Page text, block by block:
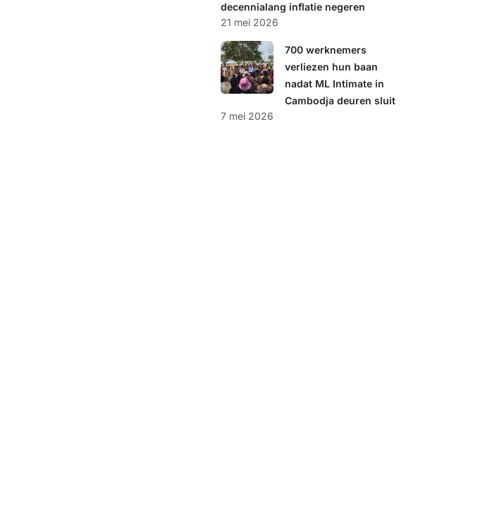
decennialang inflatie negeren
21 mei 2026
700 werknemers
verliezen hun baan
nadat ML Intimate in
Cambodja deuren sluit
7 mei 2026